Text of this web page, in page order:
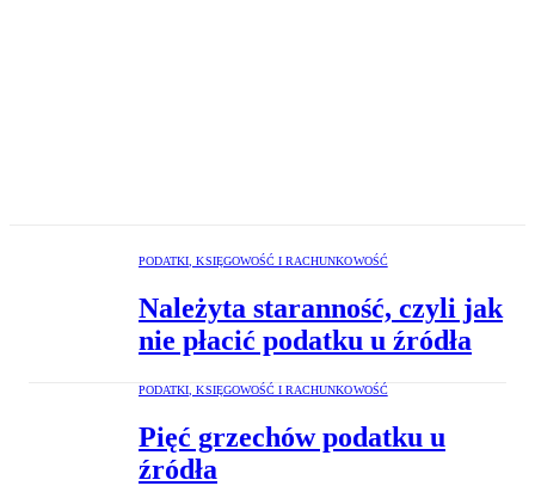
PODATKI, KSIĘGOWOŚĆ I RACHUNKOWOŚĆ
Należyta staranność, czyli jak
nie płacić podatku u źródła
PODATKI, KSIĘGOWOŚĆ I RACHUNKOWOŚĆ
Pięć grzechów podatku u
źródła